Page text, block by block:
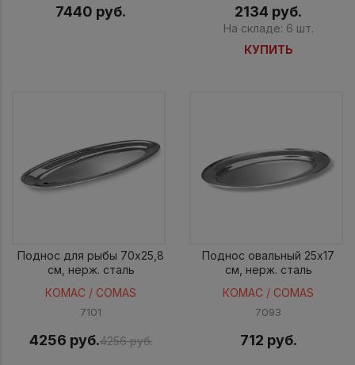
7440 руб. 2134 руб.
На складе: 6 шт.
КУПИТЬ
Поднос для рыбы 70x25,8
см, нерж. сталь
КОМАС / COMAS
7101
4256 руб.4256 руб.
Поднос овальный 25x17
см, нерж. сталь
КОМАС / COMAS
7093
712 руб.